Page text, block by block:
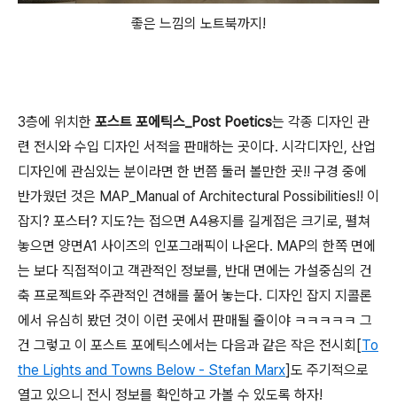
좋은 느낌의 노트북까지!
3층에 위치한 포스트 포에틱스_Post Poetics는 각종 디자인 관
련 전시와 수입 디자인 서적을 판매하는 곳이다. 시각디자인, 산업
디자인에 관심있는 분이라면 한 번쯤 둘러 볼만한 곳!! 구경 중에
반가웠던 것은 MAP_Manual of Architectural Possibilities!! 이
잡지? 포스터? 지도?는 접으면 A4용지를 길게접은 크기로, 펼쳐
놓으면 양면A1 사이즈의 인포그래픽이 나온다. MAP의 한쪽 면에
는 보다 직접적이고 객관적인 정보를, 반대 면에는 가설중심의 건
축 프로젝트와 주관적인 견해를 풀어 놓는다. 디자인 잡지 지콜론
에서 유심히 봤던 것이 이런 곳에서 판매될 줄이야 ㅋㅋㅋㅋㅋ 그
건 그렇고 이 포스트 포에틱스에서는 다음과 같은 작은 전시회[To
the Lights and Towns Below - Stefan Marx]도 주기적으로
열고 있으니 전시 정보를 확인하고 가볼 수 있도록 하자!